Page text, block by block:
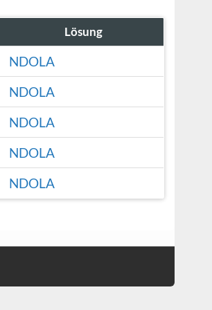
Lösung
NDOLA
NDOLA
NDOLA
NDOLA
NDOLA